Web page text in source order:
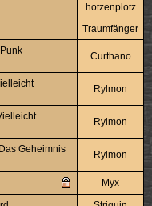
hotzenplotz
Traumfänger
Curthano
Rylmon
Rylmon
Geheimnis
Rylmon
Myx